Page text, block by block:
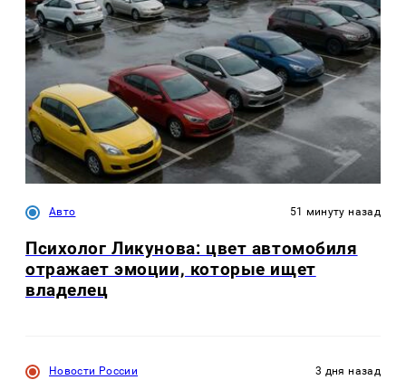
Авто 51 минуту назад
Психолог Ликунова: цвет автомобиля
отражает эмоции, которые ищет
владелец
Новости России 3 дня назад